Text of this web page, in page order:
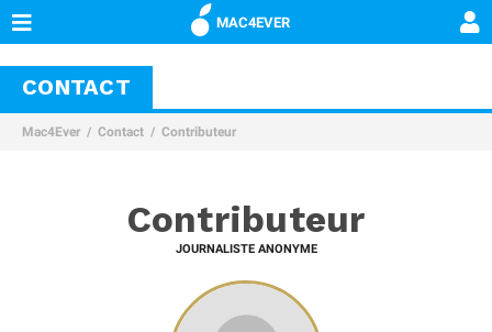
MAC4EVER
CONTACT
Mac4Ever Contact Contributeur
Contributeur
JOURNALISTE ANONYME